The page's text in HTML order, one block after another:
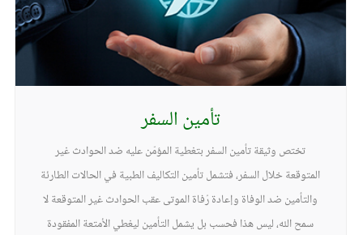
تأمين السفر
تختص وثيقة تأمين السفر بتغطية المؤمّن عليه ضد الحوادث غير
المتوقعة خلال السفر، فتشمل تأمين التكاليف الطبية في الحالات الطارئة
والتأمين ضد الوفاة وإعادة رُفاة الموتى عقب الحوادث غير المتوقعة لا
سمح الله، ليس هذا فحسب بل يشمل التأمين ليغطي الأمتعة المفقودة